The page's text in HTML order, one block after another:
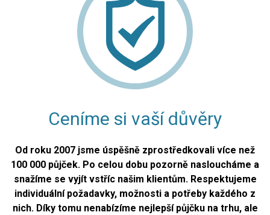
Ceníme si vaší důvěry
Od roku 2007 jsme úspěšně zprostředkovali více než
100 000 půjček. Po celou dobu pozorně nasloucháme a
snažíme se vyjít vstříc našim klientům. Respektujeme
individuální požadavky, možnosti a potřeby každého z
nich. Díky tomu nenabízíme nejlepší půjčku na trhu, ale